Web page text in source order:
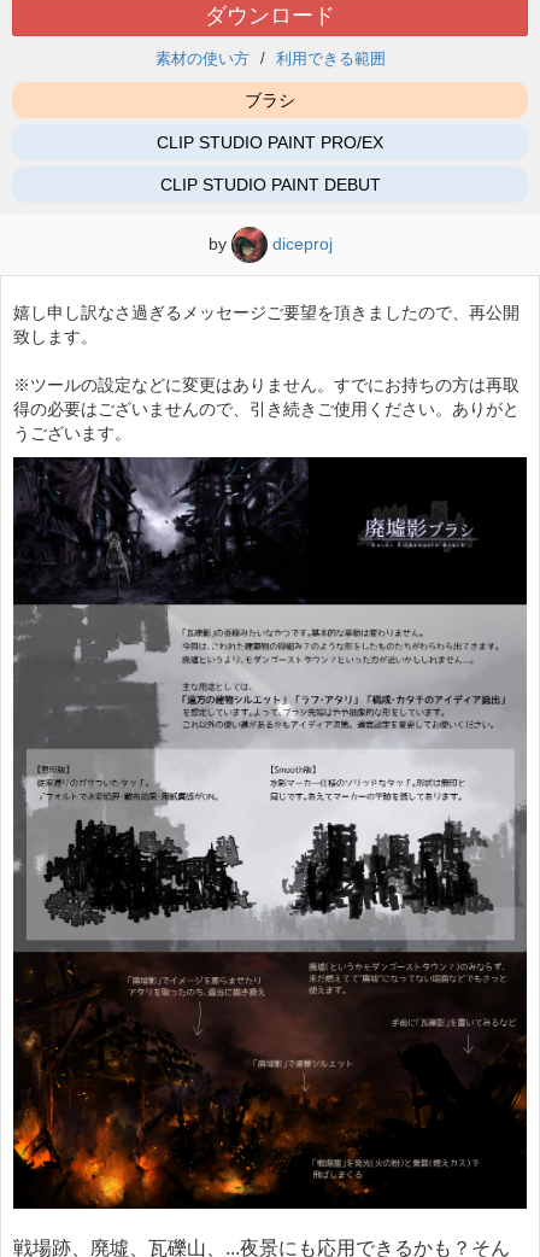
ダウンロード
素材の使い方 利用できる範囲
ブラシ
CLIP STUDIO PAINT PRO/EX
CLIP STUDIO PAINT DEBUT
by diceproj
嬉し申し訳なさ過ぎるメッセージご要望を頂きましたので、再公開
致します。
※ツールの設定などに変更はありません。すでにお持ちの方は再取
得の必要はございませんので、引き続きご使用ください。ありがと
うございます。
戦場跡、廃墟、瓦礫山、...夜景にも応用できるかも？そん